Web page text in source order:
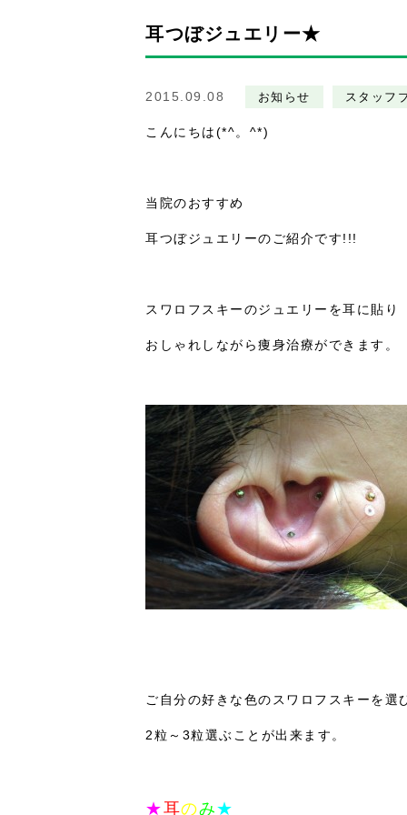
耳つぼジュエリー★
2015.09.08 お知らせ スタッフ
こんにちは(*^。^*)
当院のおすすめ
耳つぼジュエリーのご紹介です!!!
スワロフスキーのジュエリーを耳に貼り
おしゃれしながら痩身治療ができます。
ご自分の好きな色のスワロフスキーを選
2粒～3粒選ぶことが出来ます。
★耳のみ★